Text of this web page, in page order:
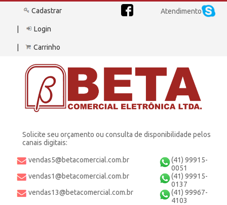
Cadastrar
Login
Carrinho
Atendimento
Solicite seu orçamento ou consulta de disponibilidade pelos
canais digitais:
(41) 99915-
0051
vendas5@betacomercial.com.br
(41) 99915-
0137
vendas1@betacomercial.com.br
(41) 99967-
4103
vendas13@betacomercial.com.br